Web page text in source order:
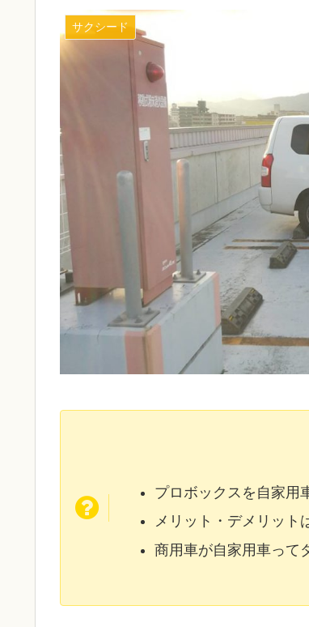
サクシード
プロボックスを自家用
メリット・デメリット
商用車が自家用車って